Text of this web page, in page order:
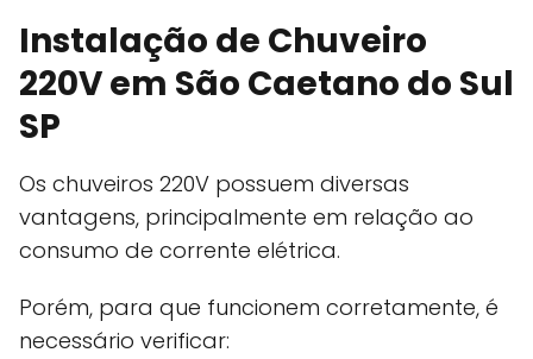
Instalação de Chuveiro
220V em São Caetano do Sul
SP
Os chuveiros 220V possuem diversas
vantagens, principalmente em relação ao
consumo de corrente elétrica.
Porém, para que funcionem corretamente, é
necessário verificar: